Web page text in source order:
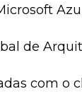
de
com o